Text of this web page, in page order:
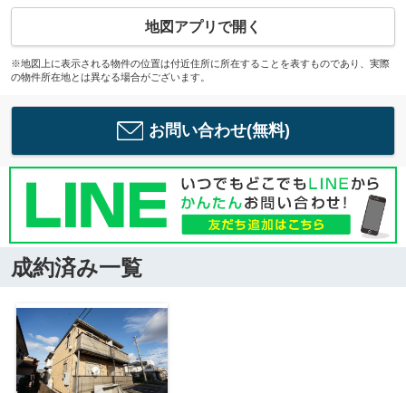
地図アプリで開く
※地図上に表示される物件の位置は付近住所に所在することを表すものであり、実際
の物件所在地とは異なる場合がございます。
お問い合わせ(無料)
成約済み一覧